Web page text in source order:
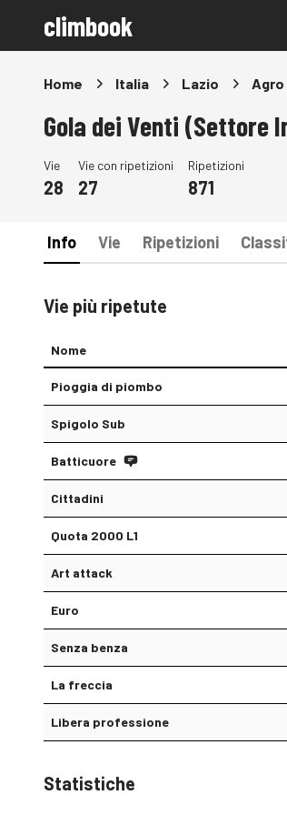
climbook
Home Italia Lazio
Gola dei Venti (Settore
Vie
28
Vie con ripetizioni
27
Ripetizioni
871
Info Vie Ripetizioni
Vie più ripetute
Nome
Pioggia di piombo
Spigolo Sub
Batticuore
Cittadini
Quota 2000 L1
Art attack
Euro
Senza benza
La freccia
Libera professione
Statistiche